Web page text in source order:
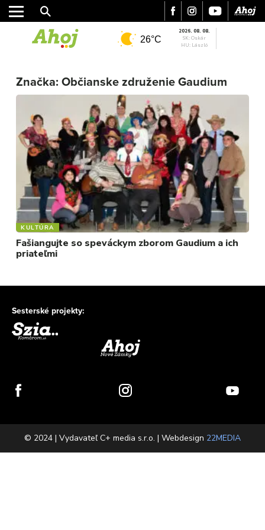
REGIÓN
ŠPORT
KULTÚRA
FOTKY
VIDEO
MIX
26°C
2026. 08. 08.
SK: Oskár
HU: László
Značka: Občianske združenie Gaudium
KULTÚRA
Fašiangujte so speváckym zborom Gaudium a ich
priateľmi
Sesterské projekty:
© 2024 | Vydavateľ C+ media s.r.o. | Webdesign 22MEDIA